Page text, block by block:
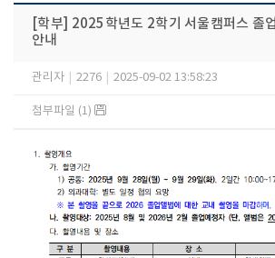
[학부] 2025학년도 2학기 서울캠퍼스 졸
안내
관리자 2276 2025-09-02 13:58:23
첨부파일 (1)